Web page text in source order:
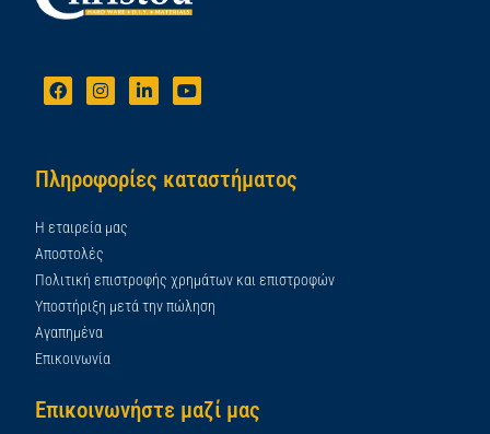
Πληροφορίες καταστήματος
Η εταιρεία μας
Αποστολές
Πολιτική επιστροφής χρημάτων και επιστροφών
Υποστήριξη μετά την πώληση
Αγαπημένα
Επικοινωνία
Επικοινωνήστε μαζί μας